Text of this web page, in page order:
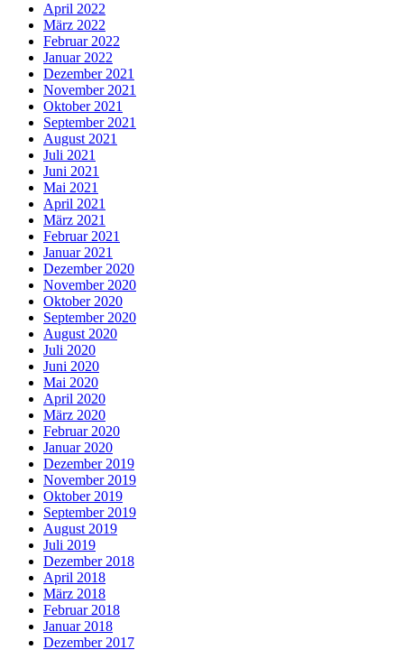
April 2022
März 2022
Februar 2022
Januar 2022
Dezember 2021
November 2021
Oktober 2021
September 2021
August 2021
Juli 2021
Juni 2021
Mai 2021
April 2021
März 2021
Februar 2021
Januar 2021
Dezember 2020
November 2020
Oktober 2020
September 2020
August 2020
Juli 2020
Juni 2020
Mai 2020
April 2020
März 2020
Februar 2020
Januar 2020
Dezember 2019
November 2019
Oktober 2019
September 2019
August 2019
Juli 2019
Dezember 2018
April 2018
März 2018
Februar 2018
Januar 2018
Dezember 2017